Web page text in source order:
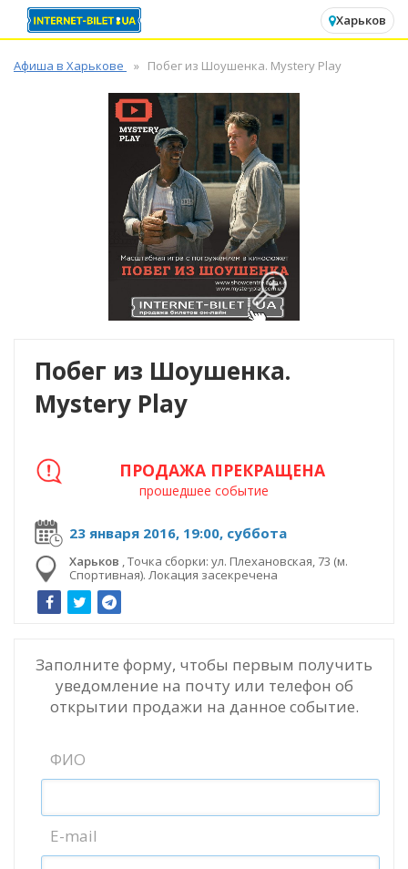
Харьков
Афиша в Харькове Побег из Шоушенка. Mystery Play
Побег из Шоушенка.
Mystery Play
23 января 2016, 19:00, суббота
Харьков ,Точка сборки: ул. Плехановская, 73 (м.
Спортивная). Локация засекречена
ПРОДАЖА ПРЕКРАЩЕНА
прошедшее событие
Заполните форму, чтобы первым получить
уведомление на почту или телефон об
открытии продажи на данное событие.
ФИО
E-mail